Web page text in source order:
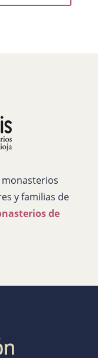
monasterios
y familias de
de